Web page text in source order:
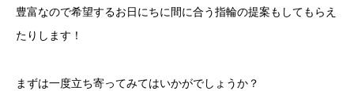
豊富なので希望するお日にちに間に合う指輪の提案もしてもらえ
たりします！
まずは一度立ち寄ってみてはいかがでしょうか？